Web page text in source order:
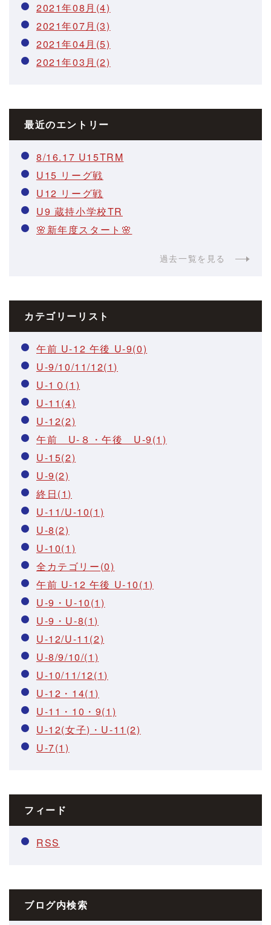
2021年08月(4)
2021年07月(3)
2021年04月(5)
2021年03月(2)
最近のエントリー
8/16.17 U15TRM
U15 リーグ戦
U12 リーグ戦
U9 蔵持小学校TR
🌸新年度スタート🌸
過去一覧を見る
カテゴリーリスト
午前 U-12 午後 U-9(0)
U-9/10/11/12(1)
U-1０(1)
U-11(4)
U-12(2)
午前 U-８・午後 U-9(1)
U-15(2)
U-9(2)
終日(1)
U-11/U-10(1)
U-8(2)
U-10(1)
全カテゴリー(0)
午前 U-12 午後 U-10(1)
U-9・U-10(1)
U-9・U-8(1)
U-12/U-11(2)
U-8/9/10/(1)
U-10/11/12(1)
U-12・14(1)
U-11・10・9(1)
U-12(女子)・U-11(2)
U-7(1)
フィード
RSS
ブログ内検索